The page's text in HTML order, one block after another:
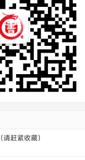
赶紧收藏）